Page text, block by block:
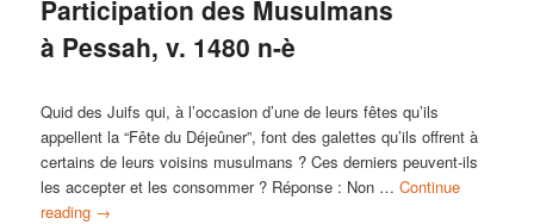
Participation des Musulmans
à Pessah, v. 1480 n-è
Quid des Juifs qui, à l’occasion d’une de leurs fêtes qu’ils
appellent la “Fête du Déjeûner”, font des galettes qu’ils offrent à
certains de leurs voisins musulmans ? Ces derniers peuvent-ils
les accepter et les consommer ? Réponse : Non …Continue
reading →